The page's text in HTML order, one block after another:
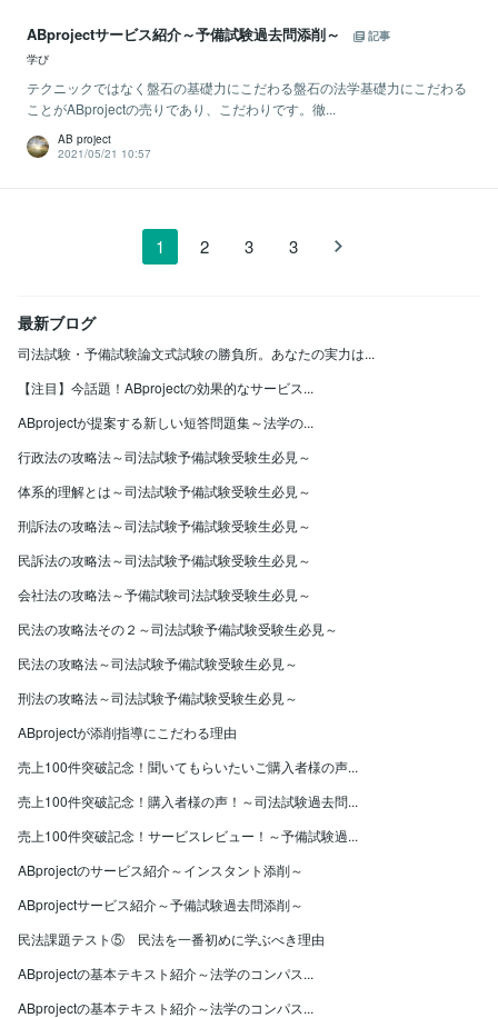
ABprojectサービス紹介～予備試験過去問添削～
記事
学び
テクニックではなく盤石の基礎力にこだわる盤石の法学基礎力にこだわる
ことがABprojectの売りであり、こだわりです。徹...
AB project
2021/05/21 10:57
1 2 3 3
最新ブログ
司法試験・予備試験論文式試験の勝負所。あなたの実力は...
【注目】今話題！ABprojectの効果的なサービス...
ABprojectが提案する新しい短答問題集～法学の...
行政法の攻略法～司法試験予備試験受験生必見～
体系的理解とは～司法試験予備試験受験生必見～
刑訴法の攻略法～司法試験予備試験受験生必見～
民訴法の攻略法～司法試験予備試験受験生必見～
会社法の攻略法～予備試験司法試験受験生必見～
民法の攻略法その２～司法試験予備試験受験生必見～
民法の攻略法～司法試験予備試験受験生必見～
刑法の攻略法～司法試験予備試験受験生必見～
ABprojectが添削指導にこだわる理由
売上100件突破記念！聞いてもらいたいご購入者様の声...
売上100件突破記念！購入者様の声！～司法試験過去問...
売上100件突破記念！サービスレビュー！～予備試験過...
ABprojectのサービス紹介～インスタント添削～
ABprojectサービス紹介～予備試験過去問添削～
民法課題テスト⑤ 民法を一番初めに学ぶべき理由
ABprojectの基本テキスト紹介～法学のコンパス...
ABprojectの基本テキスト紹介～法学のコンパス...